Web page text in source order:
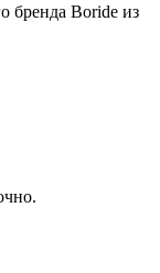
бренда Boride из